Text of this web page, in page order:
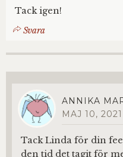
Tack igen!
Svara
ANNIKA
MAJ 10,
Tack Linda för din
den tid det tagit för